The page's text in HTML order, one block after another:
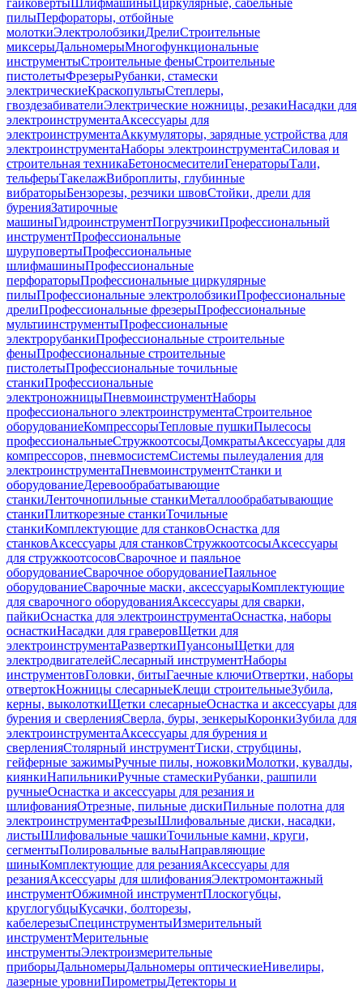
гайковертыШлифмашиныЦиркулярные, сабельные
пилыПерфораторы, отбойные
молоткиЭлектролобзикиДрелиСтроительные
миксерыДальномерыМногофункциональные
инструментыСтроительные феныСтроительные
пистолетыФрезерыРубанки, стамески
электрическиеКраскопультыСтеплеры,
гвоздезабивателиЭлектрические ножницы, резакиНасадки для
электроинструментаАксессуары для
электроинструментаАккумуляторы, зарядные устройства для
электроинструментаНаборы электроинструментаСиловая и
строительная техникаБетоносмесителиГенераторыТали,
тельферыТакелажВиброплиты, глубинные
вибраторыБензорезы, резчики швовСтойки, дрели для
буренияЗатирочные
машиныГидроинструментПогрузчикиПрофессиональный
инструментПрофессиональные
шуруповертыПрофессиональные
шлифмашиныПрофессиональные
перфораторыПрофессиональные циркулярные
пилыПрофессиональные электролобзикиПрофессиональные
дрелиПрофессиональные фрезерыПрофессиональные
мультиинструментыПрофессиональные
электрорубанкиПрофессиональные строительные
феныПрофессиональные строительные
пистолетыПрофессиональные точильные
станкиПрофессиональные
электроножницыПневмоинструментНаборы
профессионального электроинструментаСтроительное
оборудованиеКомпрессорыТепловые пушкиПылесосы
профессиональныеСтружкоотсосыДомкратыАксессуары для
компрессоров, пневмосистемСистемы пылеудаления для
электроинструментаПневмоинструментСтанки и
оборудованиеДеревообрабатывающие
станкиЛенточнопильные станкиМеталлообрабатывающие
станкиПлиткорезные станкиТочильные
станкиКомплектующие для станковОснастка для
станковАксессуары для станковСтружкоотсосыАксессуары
для стружкоотсосовСварочное и паяльное
оборудованиеСварочное оборудованиеПаяльное
оборудованиеСварочные маски, аксессуарыКомплектующие
для сварочного оборудованияАксессуары для сварки,
пайкиОснастка для электроинструментаОснастка, наборы
оснасткиНасадки для граверовЩетки для
электроинструментаРазверткиПуансоныЩетки для
электродвигателейСлесарный инструментНаборы
инструментовГоловки, битыГаечные ключиОтвертки, наборы
отвертокНожницы слесарныеКлещи строительныеЗубила,
керны, выколоткиЩетки слесарныеОснастка и аксессуары для
бурения и сверленияСверла, буры, зенкерыКоронкиЗубила для
электроинструментаАксессуары для бурения и
сверленияСтолярный инструментТиски, струбцины,
гейферные зажимыРучные пилы, ножовкиМолотки, кувалды,
киянкиНапильникиРучные стамескиРубанки, рашпили
ручныеОснастка и аксессуары для резания и
шлифованияОтрезные, пильные дискиПильные полотна для
электроинструментаФрезыШлифовальные диски, насадки,
листыШлифовальные чашкиТочильные камни, круги,
сегментыПолировальные валыНаправляющие
шиныКомплектующие для резанияАксессуары для
резанияАксессуары для шлифованияЭлектромонтажный
инструментОбжимной инструментПлоскогубцы,
круглогубцыКусачки, болторезы,
кабелерезыСпецинструментыИзмерительный
инструментМерительные
инструментыЭлектроизмерительные
приборыДальномерыДальномеры оптическиеНивелиры,
лазерные уровниПирометрыДетекторы и